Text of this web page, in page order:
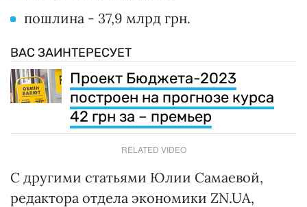
пошлина - 37,9 млрд грн.
ВАС ЗАИНТЕРЕСУЕТ
Проект Бюджета-2023
построен на прогнозе курса
42 грн за – премьер
RELATED VIDEO
С другими статьями Юлии Самаевой,
редактора отдела экономики ZN.UA,